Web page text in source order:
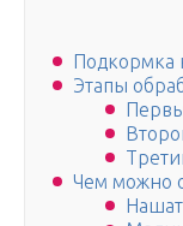
Подкормка
Этапы
Чем можно